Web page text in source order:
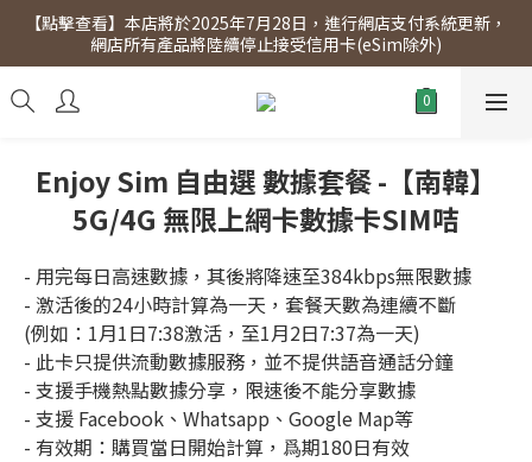
【點擊查看】會員專享 星期三全單95折!!!（優惠期至2026年12月
31日）。滿$300即免運費。
【點擊查看】本店將於2025年7月28日，進行網店支付系統更新，
網店所有產品將陸續停止接受信用卡(eSim除外)
【點擊查看】會員專享 星期三全單95折!!!（優惠期至2026年12月
31日）。滿$300即免運費。
Enjoy Sim 自由選 數據套餐 -【南韓】
5G/4G 無限上網卡數據卡SIM咭
- 用完每日高速數據，其後將降速至384kbps無限數據
- 激活後的24小時計算為一天，套餐天數為連續不斷
(例如：1月1日7:38激活，至1月2日7:37為一天)
- 此卡只提供流動數據服務，並不提供語音通話分鐘
- 支援手機熱點數據分享，限速後不能分享數據
- 支援 Facebook、Whatsapp、Google Map等
- 有效期：購買當日開始計算，爲期180日有效